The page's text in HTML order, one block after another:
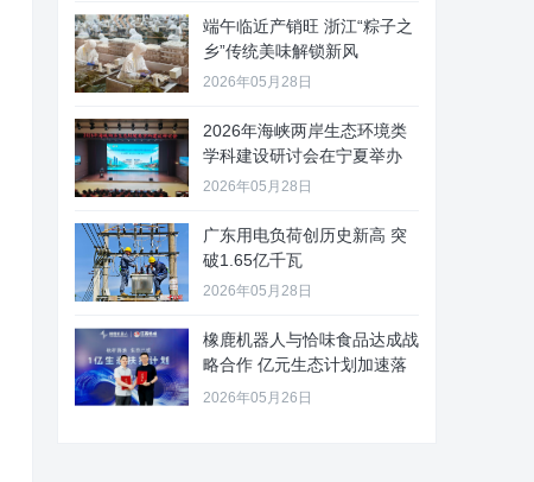
端午临近产销旺 浙江“粽子之
乡”传统美味解锁新风
2026年05月28日
2026年海峡两岸生态环境类
学科建设研讨会在宁夏举办
2026年05月28日
广东用电负荷创历史新高 突
破1.65亿千瓦
2026年05月28日
橡鹿机器人与恰味食品达成战
略合作 亿元生态计划加速落
地
2026年05月26日